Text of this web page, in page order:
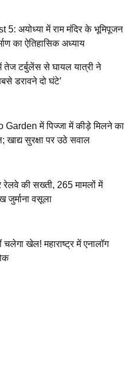
5: अयोध्या में राम मंदिर के भूमिपूजन
का ऐतिहासिक अध्याय
टर्बुलेंस से घायल यात्री ने
डरावने दो घंटे’
Garden में पिज्जा में कीड़े मिलने का
खाद्य सुरक्षा पर उठे सवाल
रेलवे की सख्ती, 265 मामलों में
जुर्माना वसूला
चलेगा खेल! महाराष्ट्र में एनालॉग